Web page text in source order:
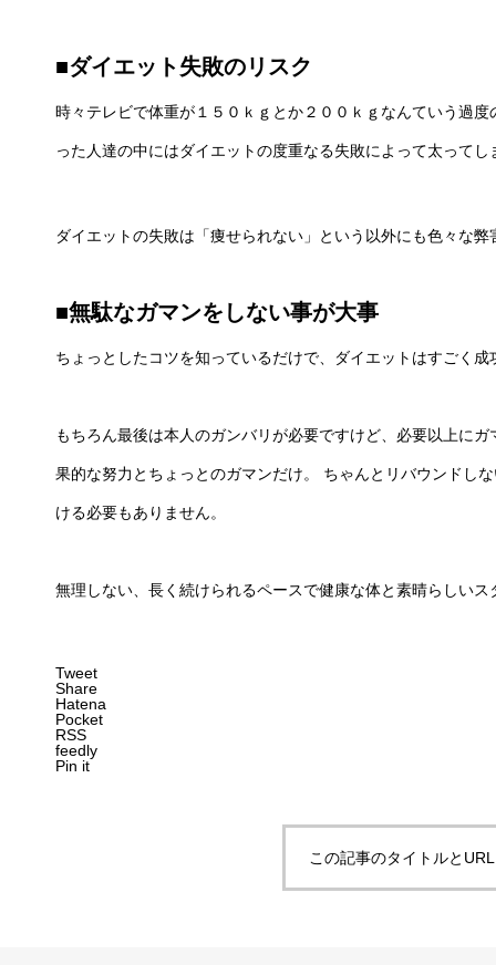
■ダイエット失敗のリスク
時々テレビで体重が１５０ｋｇとか２００ｋｇなんていう過
った人達の中にはダイエットの度重なる失敗によって太って
ダイエットの失敗は「痩せられない」という以外にも色々な
■無駄なガマンをしない事が大事
ちょっとしたコツを知っているだけで、ダイエットはすごく
もちろん最後は本人のガンバリが必要ですけど、必要以上に
果的な努力とちょっとのガマンだけ。 ちゃんとリバウンドし
ける必要もありません。
無理しない、長く続けられるペースで健康な体と素晴らしい
Tweet
Share
Hatena
Pocket
RSS
feedly
Pin it
この記事のタイトルと